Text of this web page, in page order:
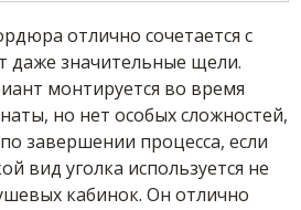
отлично сочетается с
даже значительные щели.
монтируется во время
но нет особых сложностей,
завершении процесса, если
вид уголка используется не
кабинок. Он отлично